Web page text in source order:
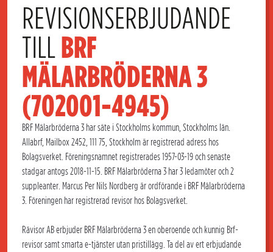
REVISIONSERBJUDANDE
TILL BRF
MÄLARBRÖDERNA 3
(702001-4945)
BRF Mälarbröderna 3 har säte i Stockholms kommun, Stockholms län.
Allabrf, Mailbox 2452, 111 75, Stockholm är registrerad adress hos
Bolagsverket. Föreningsnamnet registrerades 1957-03-19 och senaste
stadgar antogs 2018-11-15. BRF Mälarbröderna 3 har 3 ledamöter och 2
suppleanter. Marcus Per Nils Nordberg är ordförande i BRF Mälarbröderna
3. Föreningen har registrerad revisor hos Bolagsverket.
Rävisor AB erbjuder BRF Mälarbröderna 3 en oberoende och kunnig Brf-
revisor samt smarta e-tjänster utan pristillägg. Ta del av ert erbjudande